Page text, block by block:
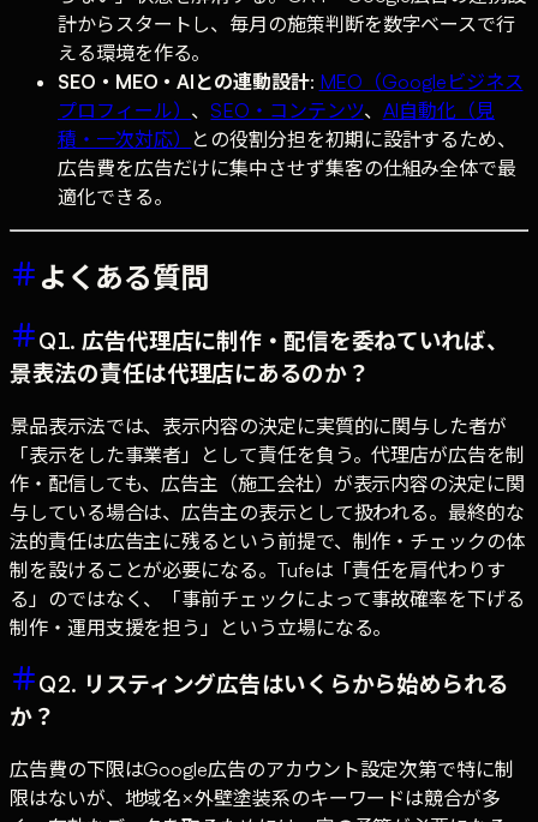
計からスタートし、毎月の施策判断を数字ベースで行
える環境を作る。
SEO・MEO・AIとの連動設計: MEO（Googleビジネス
プロフィール） 、SEO・コンテンツ、 AI自動化（見
積・一次対応）
との役割分担を初期に設計するため、
広告費を広告だけに集中させず集客の仕組み全体で最
適化できる。
よくある質問
Q1. 広告代理店に制作・配信を委ねていれば、
景表法の責任は代理店にあるのか？
景品表示法では、表示内容の決定に実質的に関与した者が
「表示をした事業者」として責任を負う。代理店が広告を制
作・配信しても、広告主（施工会社）が表示内容の決定に関
与している場合は、広告主の表示として扱われる。最終的な
法的責任は広告主に残るという前提で、制作・チェックの体
制を設けることが必要になる。Tufeは「責任を肩代わりす
る」のではなく、「事前チェックによって事故確率を下げる
制作・運用支援を担う」という立場になる。
Q2. リスティング広告はいくらから始められる
か？
広告費の下限はGoogle広告のアカウント設定次第で特に制
限はないが、地域名×外壁塗装系のキーワードは競合が多